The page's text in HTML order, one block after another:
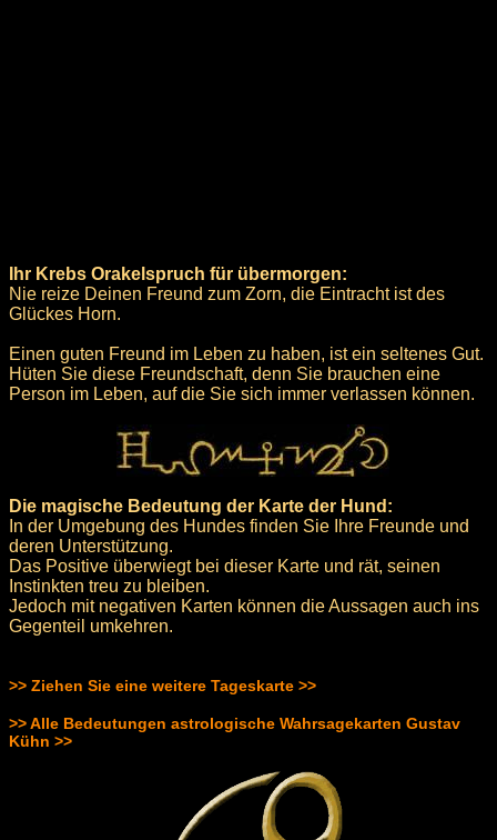
Ihr Krebs Orakelspruch für übermorgen:
Nie reize Deinen Freund zum Zorn, die Eintracht ist des
Glückes Horn.
Einen guten Freund im Leben zu haben, ist ein seltenes Gut.
Hüten Sie diese Freundschaft, denn Sie brauchen eine
Person im Leben, auf die Sie sich immer verlassen können.
Die magische Bedeutung der Karte der Hund:
In der Umgebung des Hundes finden Sie Ihre Freunde und
deren Unterstützung.
Das Positive überwiegt bei dieser Karte und rät, seinen
Instinkten treu zu bleiben.
Jedoch mit negativen Karten können die Aussagen auch ins
Gegenteil umkehren.
>> Ziehen Sie eine weitere Tageskarte >>
>> Alle Bedeutungen astrologische Wahrsagekarten Gustav
Kühn >>